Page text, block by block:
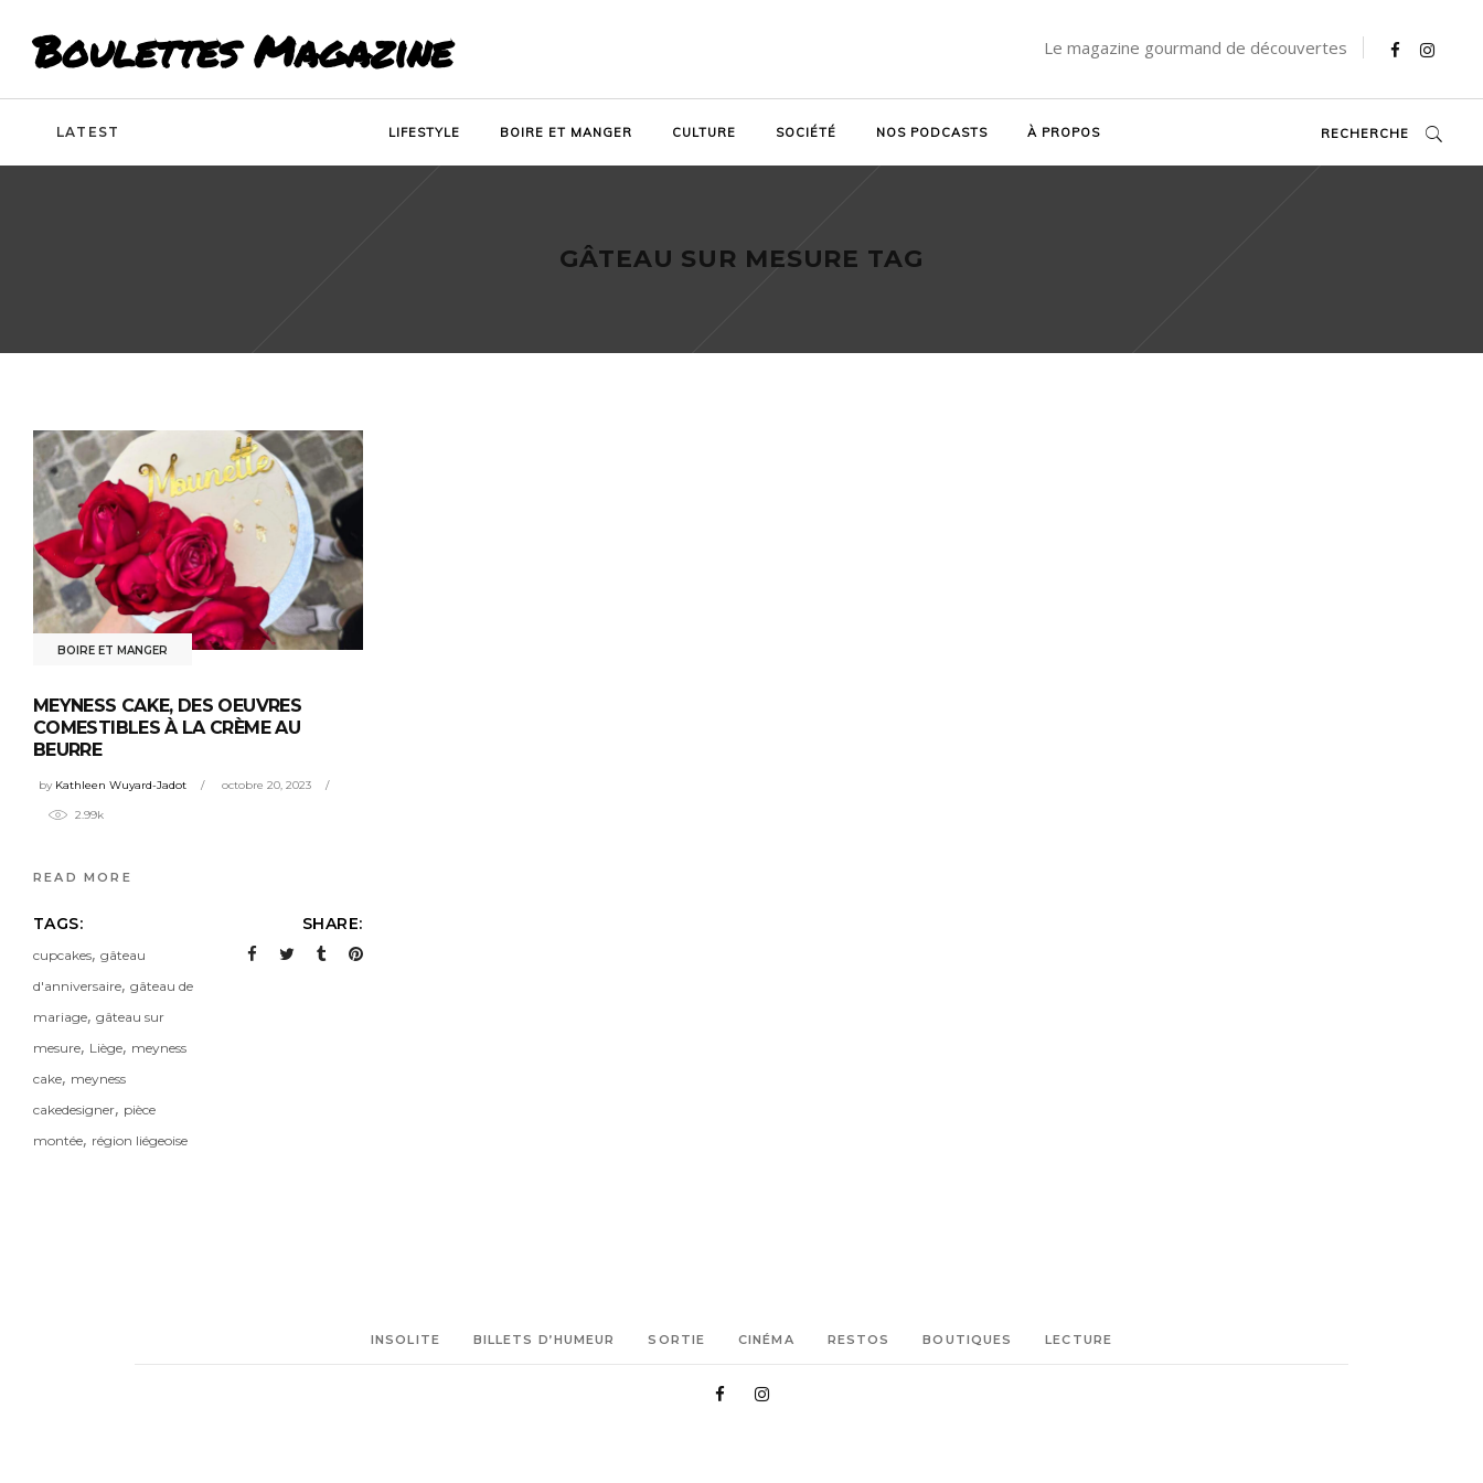
Boulettes Magazine Le magazine gourmand de découvertes
LATEST LIFESTYLE BOIRE ET MANGER CULTURE SOCIÉTÉ NOS PODCASTS À PROPOS RECHERCHE
GÂTEAU SUR MESURE TAG
BOIRE ET MANGER
MEYNESS CAKE, DES OEUVRES
COMESTIBLES À LA CRÈME AU
BEURRE
by Kathleen Wuyard-Jadot octobre 20, 2023
2.99k
READ MORE
TAGS:
cupcakes, gâteau
d'anniversaire, gâteau de
mariage, gâteau sur
mesure, Liège, meyness
cake, meyness
cakedesigner, pièce
montée, région liégeoise
SHARE:
INSOLITE BILLETS D’HUMEUR SORTIE CINÉMA RESTOS BOUTIQUES LECTURE